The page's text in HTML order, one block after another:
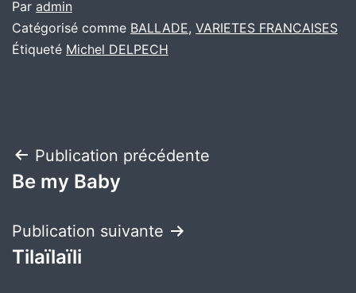
Par admin
Catégorisé comme BALLADE, VARIETES FRANCAISES
Étiqueté Michel DELPECH
Navigation
de
l’article
Publication précédente
Be my Baby
Publication suivante
Tilaïlaïli